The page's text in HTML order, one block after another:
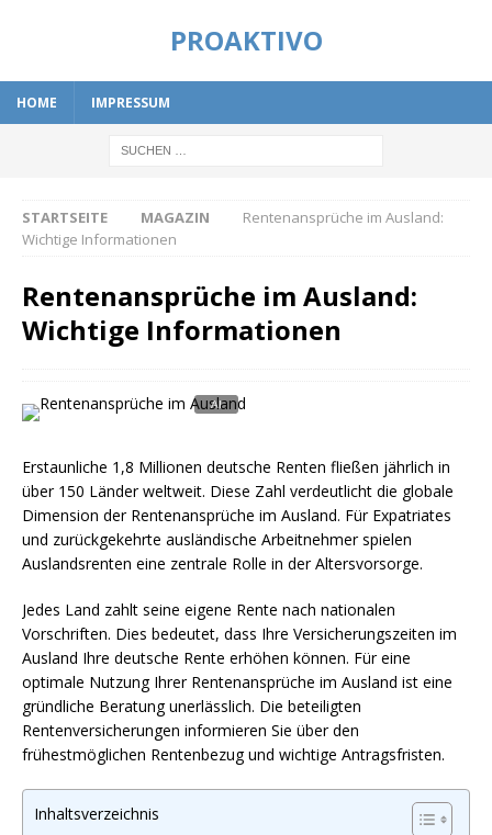
PROAKTIVO
HOME IMPRESSUM
STARTSEITE MAGAZIN
Rentenansprüche im Ausland:
Wichtige Informationen
Rentenansprüche im Ausland:
Wichtige Informationen
Erstaunliche 1,8 Millionen deutsche Renten fließen jährlich in
über 150 Länder weltweit. Diese Zahl verdeutlicht die globale
Dimension der Rentenansprüche im Ausland. Für Expatriates
und zurückgekehrte ausländische Arbeitnehmer spielen
Auslandsrenten eine zentrale Rolle in der Altersvorsorge.
Jedes Land zahlt seine eigene Rente nach nationalen
Vorschriften. Dies bedeutet, dass Ihre Versicherungszeiten im
Ausland Ihre deutsche Rente erhöhen können. Für eine
optimale Nutzung Ihrer Rentenansprüche im Ausland ist eine
gründliche Beratung unerlässlich. Die beteiligten
Rentenversicherungen informieren Sie über den
frühestmöglichen Rentenbezug und wichtige Antragsfristen.
Inhaltsverzeichnis